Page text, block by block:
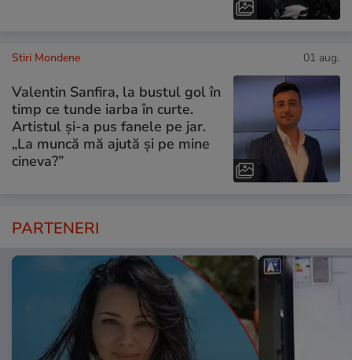
Stiri Mondene 01 aug.
Valentin Sanfira, la bustul gol în
timp ce tunde iarba în curte.
Artistul și-a pus fanele pe jar.
„La muncă mă ajută și pe mine
cineva?”
PARTENERI